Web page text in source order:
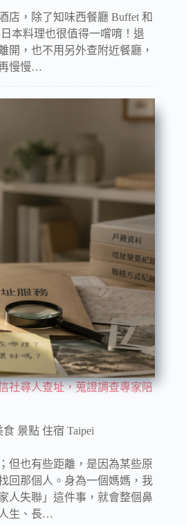
店，除了知味西餐廳 Buffet 和
本料理也很值得一嚐唷！退
開，也不用另外查附近餐廳，
慢慢…
社尋人查址，蒐證調查專家陪
食 景點 住宿 Taipei
但也有些距離，是因為某些原
回那個人。身為一個媽媽，我
人失聯」這件事，就會整個鼻
生、長…